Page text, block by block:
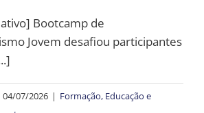
Bootcamp de
Jovem desafiou participantes
04/07/2026 | Formação, Educação e